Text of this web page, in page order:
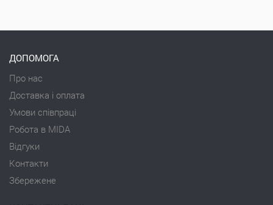
ДОПОМОГА
Про нас
Доставка і оплата
Умови співпраці
Робота в MIDA
Відгуки
Контакти
Збережене